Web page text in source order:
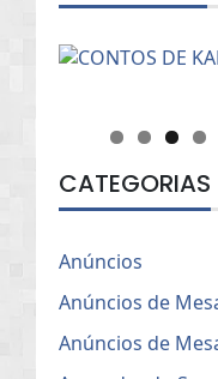
CATEGORIAS
Anúncios
Anúncios de
Anúncios de